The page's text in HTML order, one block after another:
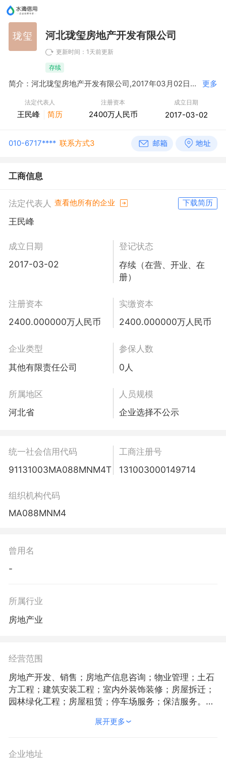
珑玺 河北珑玺房地产开发有限公司
更新时间：1天前更新
存续
简介：河北珑玺房地产开发有限公司,2017年03月02日成立，经营范围包括房地产开发、销售；房地产信息咨询；物业管理；土石方工程；建筑安装工程；室内外装饰装修；房屋拆迁；园林绿化工程；房屋租赁；停车场服务；保洁服务。（依法须经批准的项目，经相关部门批准后方可开展经营活动） 更多
法定代表人
王民峰 简历
注册资本
2400万人民币
成立日期
2017-03-02
010-6717**** 联系方式3
工商信息
法定代表人 查看他所有的企业 下载简历
王民峰
成立日期
2017-03-02
登记状态
存续（在营、开业、在
册）
注册资本
2400.000000万人民币
实缴资本
2400.000000万人民币
企业类型
其他有限责任公司
参保人数
0人
所属地区
河北省
人员规模
企业选择不公示
统一社会信用代码
91131003MA088MNM4T
工商注册号
131003000149714
组织机构代码
MA088MNM4
曾用名
-
所属行业
房地产业
经营范围
房地产开发、销售；房地产信息咨询；物业管理；土石
方工程；建筑安装工程；室内外装饰装修；房屋拆迁；
园林绿化工程；房屋租赁；停车场服务；保洁服务。
展开更多
企业地址